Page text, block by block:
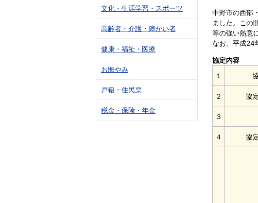
中野市の西部
ました。この
等の強い熱意
なお、平成24
協定内容
１
２ 協
３
４ 協
文化・生涯学習・スポーツ
高齢者・介護・障がい者
健康・福祉・医療
お悔やみ
戸籍・住民票
税金・保険・年金